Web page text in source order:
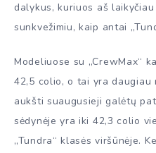
dalykus, kuriuos aš
sunkvežimiu, kaip antai
Modeliuose su „CrewMax“
42,5 colio, o tai yra daugiau
aukšti suaugusieji galėtų
sėdynėje yra iki 42,3 colio
„Tundra“ klasės viršūnėje.